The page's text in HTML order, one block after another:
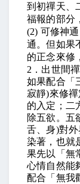
到初禪天、
福報的部分
(2) 可修神
通。但如果
的正念來修
2 ．出世間禪
如果配合「
寂靜)來修
的入定；二
除五欲。五
舌、身)對
染著，也就
果先以「無
心情自然能
配合「無我